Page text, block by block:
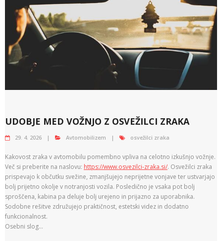
UDOBJE MED VOŽNJO Z OSVEŽILCI ZRAKA
29. 4. 2026 Avtomobilizem osvežilci zraka
Kakovost zraka v avtomobilu pomembno vpliva na celotno izkušnjo vožnje.
Več si preberite na naslovu: https://www.osvezilci-zraka.si/. Osvežilci zraka
prispevajo k občutku svežine, zmanjšujejo neprijetne vonjave ter ustvarjajo
bolj prijetno okolje v notranjosti vozila. Posledično je vsaka pot bolj
sproščena, kabina pa deluje bolj urejeno in prijazno za uporabnika.
Sodobne rešitve združujejo praktičnost, estetski videz in dodatno
funkcionalnost.
Osebni slog…